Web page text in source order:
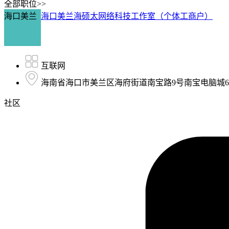
全部职位>>
海口美兰 海口美兰海硕太网络科技工作室（个体工商户）
互联网
海南省海口市美兰区海府街道南宝路9号南宝电脑城
社区